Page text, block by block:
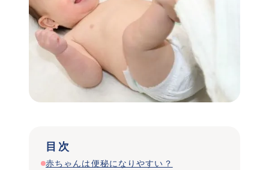
目次
赤ちゃんは便秘になりやすい？